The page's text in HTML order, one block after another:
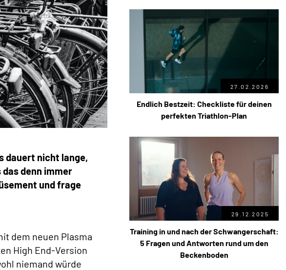
dauert nicht lange,
denn immer
und frage
dem neuen Plasma
High End-Version
niemand würde
27.02.2026
Endlich Bestzeit: Checkliste für deinen
perfekten Triathlon-Plan
29.12.2025
Training in und nach der Schwangerschaft:
5 Fragen und Antworten rund um den
Beckenboden